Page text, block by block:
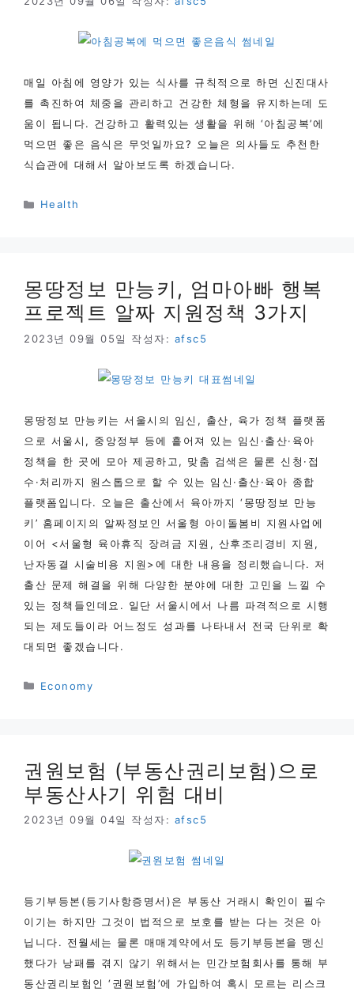
매일 아침에 영양가 있는 식사를 규칙적으로 하면 신진대사
를 촉진하여 체중을 관리하고 건강한 체형을 유지하는데 도
움이 됩니다. 건강하고 활력있는 생활을 위해 ‘아침공복’에
먹으면 좋은 음식은 무엇일까요? 오늘은 의사들도 추천한
식습관에 대해서 알아보도록 하겠습니다.
카
Health
몽땅정보 만능키, 엄마아빠 행복
프로젝트 알짜 지원정책 3가지
2023년 09월 05일 작성자: afsc5
몽땅정보 만능키는 서울시의 임신, 출산, 육가 정책 플랫폼
으로 서울시, 중앙정부 등에 흩어져 있는 임신·출산·육아
정책을 한 곳에 모아 제공하고, 맞춤 검색은 물론 신청·접
수·처리까지 원스톱으로 할 수 있는 임신·출산·육아 종합
플랫폼입니다. 오늘은 출산에서 육아까지 ‘몽땅정보 만능
키’ 홈페이지의 알짜정보인 서울형 아이돌봄비 지원사업에
이어 <서울형 육아휴직 장려금 지원, 산후조리경비 지원,
난자동결 시술비용 지원>에 대한 내용을 정리했습니다. 저
출산 문제 해결을 위해 다양한 분야에 대한 고민을 느낄 수
있는 정책들인데요. 일단 서울시에서 나름 파격적으로 시행
되는 제도들이라 어느정도 성과를 나타내서 전국 단위로 확
대되면 좋겠습니다.
카
Economy
권원보험 (부동산권리보험)으로
부동산사기 위험 대비
2023년 09월 04일 작성자: afsc5
등기부등본(​등기사항증명서)은 부동산 거래시 확인이 필수
이기는 하지만 그것이 법적으로 보호를 받는 다는 것은 아
닙니다. 전월세는 물론 매매계약에서도 등기부등본을 맹신
했다가 낭패를 겪지 않기 위해서는 민간보험회사를 통해 부
동산권리보험인 ‘권원보험’에 가입하여 혹시 모르는 리스크